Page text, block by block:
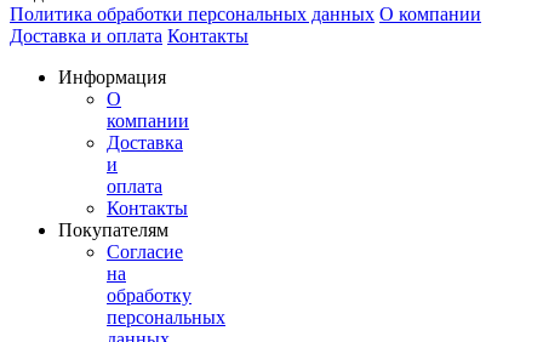
Политика обработки персональных данных О компании
Доставка и оплата Контакты
Информация
О
компании
Доставка
и
оплата
Контакты
Покупателям
Согласие
на
обработку
персональных